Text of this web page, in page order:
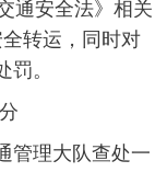
通安全法》相关
转运，同时对
。
理大队查处一